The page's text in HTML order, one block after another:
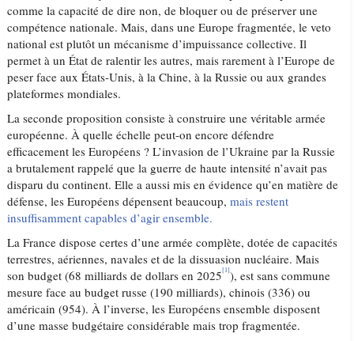
comme la capacité de dire non, de bloquer ou de préserver une
compétence nationale. Mais, dans une Europe fragmentée, le veto
national est plutôt un mécanisme d’impuissance collective. Il
permet à un État de ralentir les autres, mais rarement à l’Europe de
peser face aux États-Unis, à la Chine, à la Russie ou aux grandes
plateformes mondiales.
La seconde proposition consiste à construire une véritable armée
européenne. À quelle échelle peut-on encore défendre
efficacement les Européens ? L’invasion de l’Ukraine par la Russie
a brutalement rappelé que la guerre de haute intensité n’avait pas
disparu du continent. Elle a aussi mis en évidence qu’en matière de
défense, les Européens dépensent beaucoup,mais restent
insuffisamment capables d’agir ensemble.
La France dispose certes d’une armée complète, dotée de capacités
terrestres, aériennes, navales et de la dissuasion nucléaire. Mais
son budget (68 milliards de dollars en 2025[1]), est sans commune
mesure face au budget russe (190 milliards), chinois (336) ou
américain (954). À l’inverse, les Européens ensemble disposent
d’une masse budgétaire considérable mais trop fragmentée.